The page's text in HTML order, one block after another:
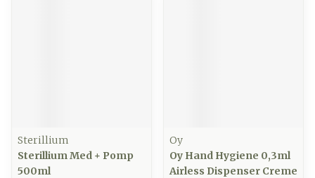
Sterillium
Sterillium Med + Pomp
500ml
Oy
Oy Hand Hygiene 0,3ml
Airless Dispenser Creme